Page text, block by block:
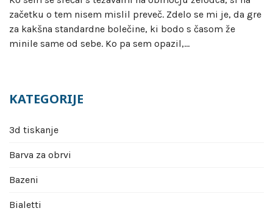
začetku o tem nisem mislil preveč. Zdelo se mi je, da gre
za kakšna standardne bolečine, ki bodo s časom že
minile same od sebe. Ko pa sem opazil,…
KATEGORIJE
3d tiskanje
Barva za obrvi
Bazeni
Bialetti